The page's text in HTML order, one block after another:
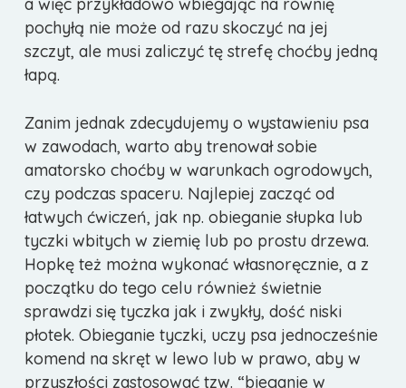
pochyłą nie może od razu skoczyć na jej
szczyt, ale musi zaliczyć tę strefę choćby jedną
łapą.
Zanim jednak zdecydujemy o wystawieniu psa
w zawodach, warto aby trenował sobie
amatorsko choćby w warunkach ogrodowych,
czy podczas spaceru. Najlepiej zacząć od
łatwych ćwiczeń, jak np. obieganie słupka lub
tyczki wbitych w ziemię lub po prostu drzewa.
Hopkę też można wykonać własnoręcznie, a z
początku do tego celu również świetnie
sprawdzi się tyczka jak i zwykły, dość niski
płotek. Obieganie tyczki, uczy psa jednocześnie
komend na skręt w lewo lub w prawo, aby w
przyszłości zastosować tzw. “bieganie w